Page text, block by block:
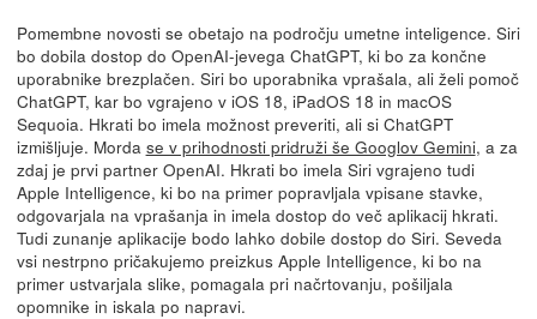
Pomembne novosti se obetajo na področju umetne inteligence. Siri
bo dobila dostop do OpenAI-jevega ChatGPT, ki bo za končne
uporabnike brezplačen. Siri bo uporabnika vprašala, ali želi pomoč
ChatGPT, kar bo vgrajeno v iOS 18, iPadOS 18 in macOS
Sequoia. Hkrati bo imela možnost preveriti, ali si ChatGPT
izmišljuje. Morda se v prihodnosti pridruži še Googlov Gemini, a za
zdaj je prvi partner OpenAI. Hkrati bo imela Siri vgrajeno tudi
Apple Intelligence, ki bo na primer popravljala vpisane stavke,
odgovarjala na vprašanja in imela dostop do več aplikacij hkrati.
Tudi zunanje aplikacije bodo lahko dobile dostop do Siri. Seveda
vsi nestrpno pričakujemo preizkus Apple Intelligence, ki bo na
primer ustvarjala slike, pomagala pri načrtovanju, pošiljala
opomnike in iskala po napravi.